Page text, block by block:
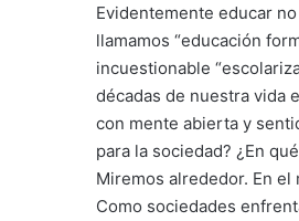
Evidentemente educar
llamamos “educación
incuestionable
décadas de nuestra vida
con mente abierta y
para la sociedad? ¿En
Miremos alrededor. En
Como sociedades